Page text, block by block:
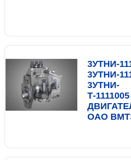
3УТНИ-
3УТНИ-
3УТНИ-
Т-
ОАО